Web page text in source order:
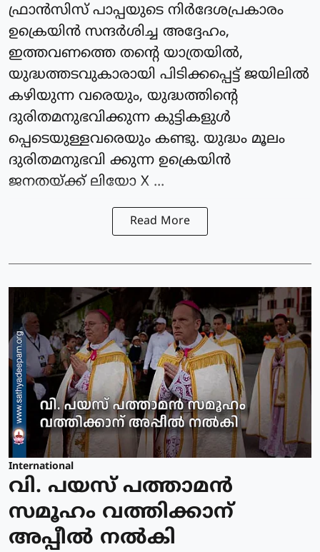
ഫ്രാന്‍സിസ് പാപ്പയുടെ നിർദേശപ്രകാരം
ഉക്രെയിന്‍ സന്ദര്‍ശിച്ച അദ്ദേഹം,
ഇത്തവണത്തെ തന്റെ യാത്രയില്‍,
യുദ്ധത്തടവുകാരായി പിടിക്കപ്പെട്ട് ജയിലില്‍
കഴിയുന്ന വരെയും, യുദ്ധത്തിന്റെ
ദുരിതമനുഭവിക്കുന്ന കുട്ടികളുൾ
പ്പെടെയുള്ളവരെയും കണ്ടു. യുദ്ധം മൂലം
ദുരിതമനുഭവി ക്കുന്ന ഉക്രെയിന്‍
ജനതയ്ക്ക് ലിയോ X ...
Read More
International
വി. പയസ് പത്താമന്‍
സമൂഹം വത്തിക്കാന്
അപ്പീല്‍ നല്‍കി